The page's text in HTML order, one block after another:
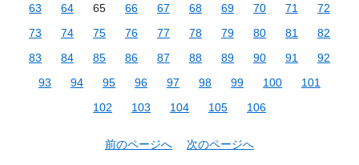
63
64 65 66 67 68 69 70 71
72
73
74 75 76 77 78 79 80 81
82
83
84 85 86 87 88 89 90 91
92
93
94 95 96 97 98 99 100
101
102
103 104 105 106
前のページへ 次のページへ